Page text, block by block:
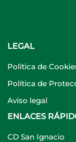
LEGAL
Política de
Política de
Aviso legal
ENLACES
CD San Ignacio